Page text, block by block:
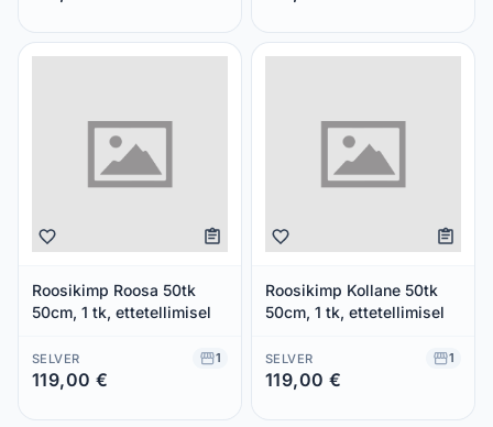
Roosikimp Roosa 50tk
50cm, 1 tk, ettetellimisel
SELVER 1
119,00 €
Roosikimp Kollane 50tk
50cm, 1 tk, ettetellimisel
SELVER 1
119,00 €